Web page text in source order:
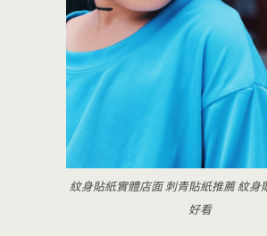
紋身貼紙實體店面 刺青貼紙推薦 紋身
好看